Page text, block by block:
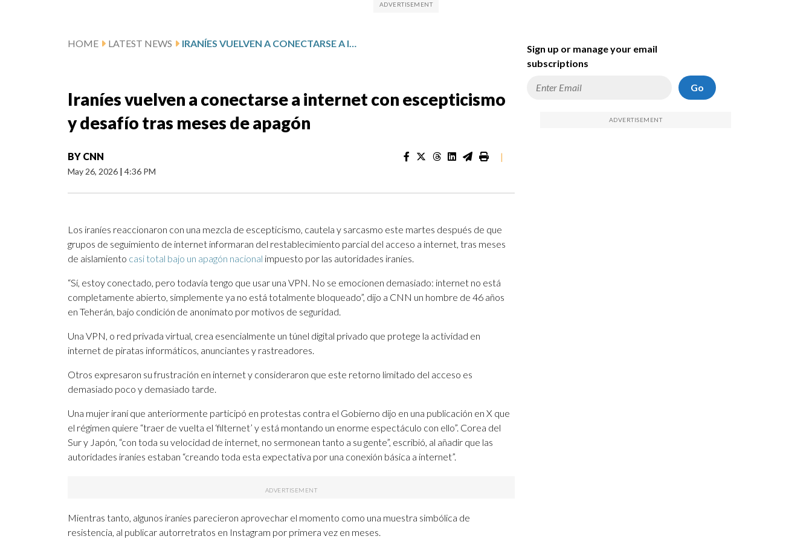
HOME LATEST NEWS IRANÍES VUELVEN A CONECTARSE A INTERNET CON ESCEPTICISMO Y DESAFÍO TRAS MESES DE APAGÓN
Iraníes vuelven a conectarse a internet con escepticismo
y desafío tras meses de apagón
BY CNN
May 26, 2026 | 4:36 PM
|
Los iraníes reaccionaron con una mezcla de escepticismo, cautela y sarcasmo este martes después de que
grupos de seguimiento de internet informaran del restablecimiento parcial del acceso a internet, tras meses
de aislamiento casi total bajo un apagón nacional impuesto por las autoridades iraníes.
“Sí, estoy conectado, pero todavía tengo que usar una VPN. No se emocionen demasiado: internet no está
completamente abierto, simplemente ya no está totalmente bloqueado”, dijo a CNN un hombre de 46 años
en Teherán, bajo condición de anonimato por motivos de seguridad.
Una VPN, o red privada virtual, crea esencialmente un túnel digital privado que protege la actividad en
internet de piratas informáticos, anunciantes y rastreadores.
Otros expresaron su frustración en internet y consideraron que este retorno limitado del acceso es
demasiado poco y demasiado tarde.
Una mujer iraní que anteriormente participó en protestas contra el Gobierno dijo en una publicación en X que
el régimen quiere “traer de vuelta el ‘filternet’ y está montando un enorme espectáculo con ello”. Corea del
Sur y Japón, “con toda su velocidad de internet, no sermonean tanto a su gente”, escribió, al añadir que las
autoridades iraníes estaban “creando toda esta expectativa por una conexión básica a internet”.
Mientras tanto, algunos iraníes parecieron aprovechar el momento como una muestra simbólica de
resistencia, al publicar autorretratos en Instagram por primera vez en meses.
Sign up or manage your email
subscriptions
Go